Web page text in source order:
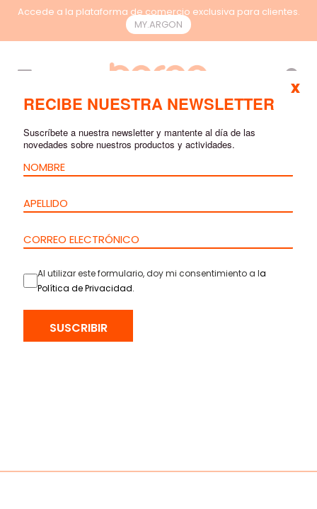
Accede a la plataforma de comercio exclusiva para clientes.
MY.ARGON
RESULTADOS DE
BÚSQUEDA
Latiguillo –
LSZH
RECIBE NUESTRA NEWSLETTER
Suscríbete a nuestra newsletter y mantente al día de las
novedades sobre nuestros productos y actividades.
Al utilizar este formulario, doy mi consentimiento a la
Política de Privacidad.
SUSCRIBIR
x